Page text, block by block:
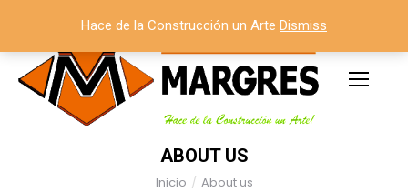
ABOUT US
Inicio About us
Hace de la Construcción un Arte Dismiss